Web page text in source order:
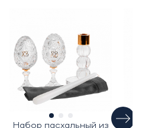
Набор пасхальный из